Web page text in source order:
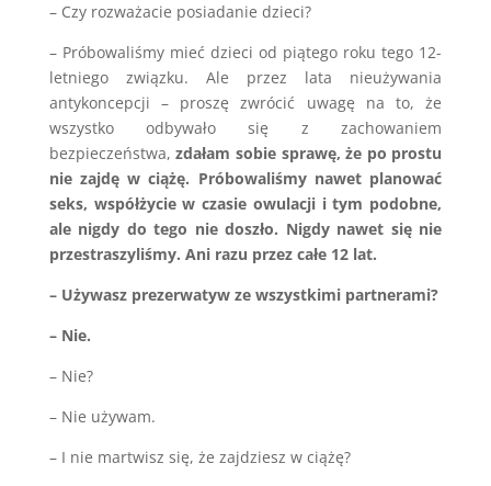
– Czy rozważacie posiadanie dzieci?
– Próbowaliśmy mieć dzieci od piątego roku tego 12-
letniego związku. Ale przez lata nieużywania
antykoncepcji – proszę zwrócić uwagę na to, że
wszystko odbywało się z zachowaniem
bezpieczeństwa,zdałam sobie sprawę, że po prostu
nie zajdę w ciążę. Próbowaliśmy nawet planować
seks, współżycie w czasie owulacji i tym podobne,
ale nigdy do tego nie doszło. Nigdy nawet się nie
przestraszyliśmy. Ani razu przez całe 12 lat.
– Używasz prezerwatyw ze wszystkimi partnerami?
– Nie.
– Nie?
– Nie używam.
– I nie martwisz się, że zajdziesz w ciążę?